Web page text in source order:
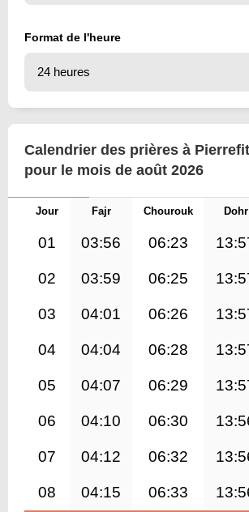
Format de l'heure
Calendrier des prières à
pour le mois de août 2026
Jour Fajr Chourouk Dohr
01 03:56 06:23
02 03:59 06:25
03 04:01 06:26
04 04:04 06:28
05 04:07 06:29
06 04:10 06:30
07 04:12 06:32
08 04:15 06:33